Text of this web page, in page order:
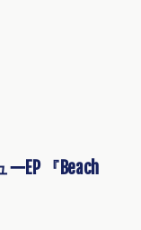
EP 『Beach